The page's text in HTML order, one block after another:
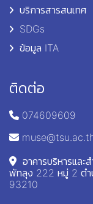
บริการสารสนเทศ
SDGs
ข้อมูล ITA
ติดต่อ
074609609
อาคารบริหารแล
พัทลุง 222 หมู่ 2 ตำ
93210